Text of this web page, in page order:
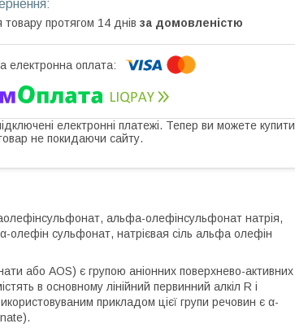
товару протягом 14 днів за домовленістю
електронні платежі. Тепер ви можете купити
не покидаючи сайту.
альфа-олефінсульфонат натрія,
α-олефін сульфонат, натрієвая сіль альфа олефін
або AOS) є групою аніонних поверхнево-активних
в основному лінійний первинний алкіл R і
прикладом цієї групи речовин є α-